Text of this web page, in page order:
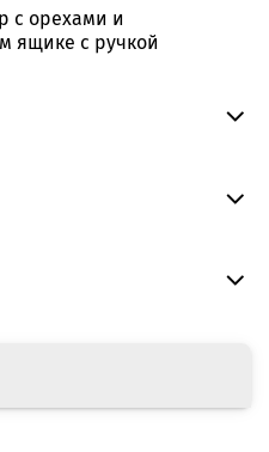
с орехами и
ящике с ручкой